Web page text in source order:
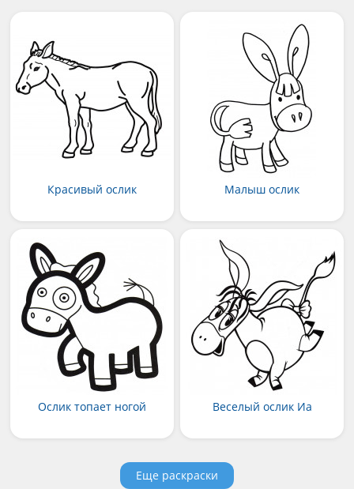
Красивый ослик Малыш ослик
Ослик топает ногой Веселый ослик Иа
Еще раскраски